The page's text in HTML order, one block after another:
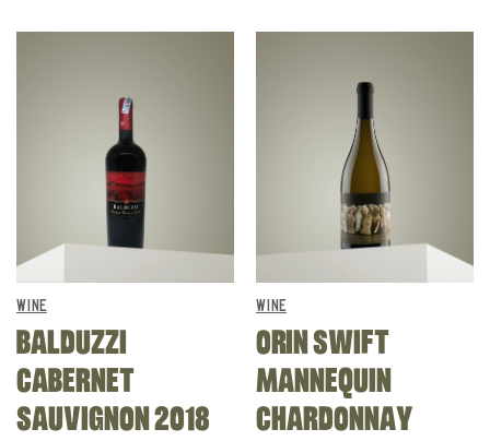
WINE
BALDUZZI
CABERNET
SAUVIGNON 2018
WINE
ORIN SWIFT
MANNEQUIN
CHARDONNAY